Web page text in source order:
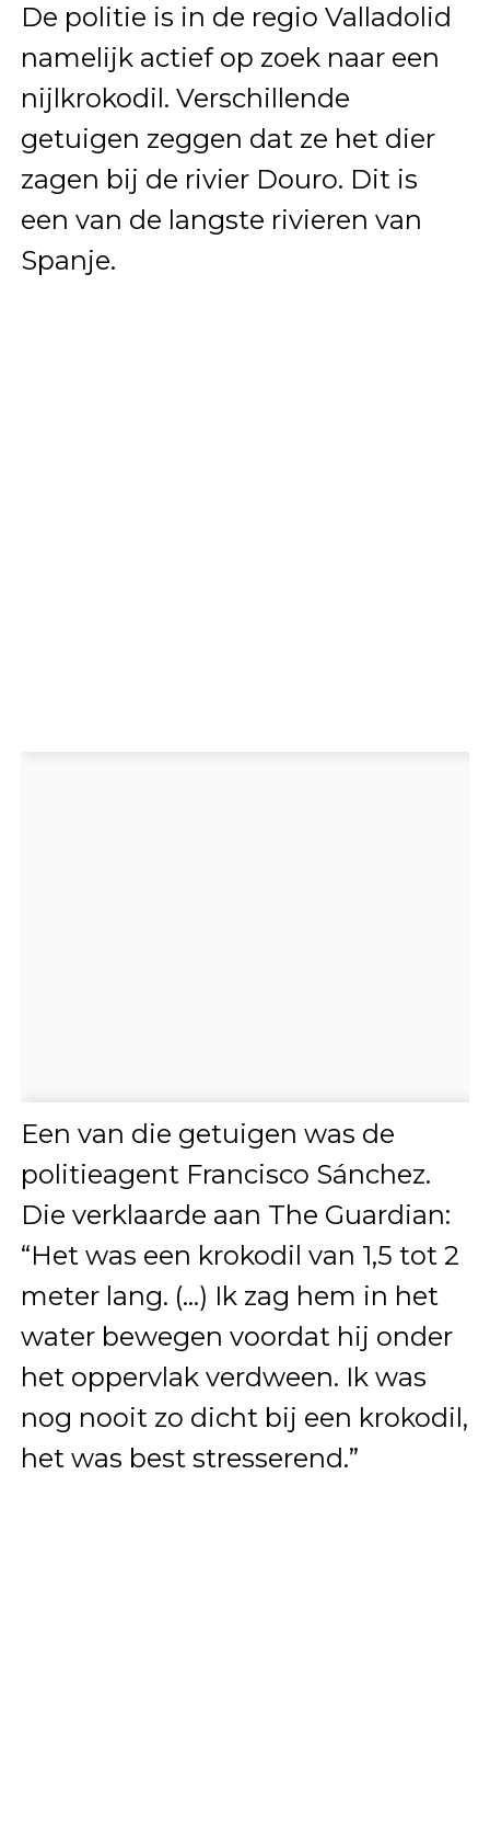
De politie is in de regio Valladolid
namelijk actief op zoek naar een
nijlkrokodil. Verschillende
getuigen zeggen dat ze het dier
zagen bij de rivier Douro. Dit is
een van de langste rivieren van
Spanje.
Een van die getuigen was de
politieagent Francisco Sánchez.
Die verklaarde aan The Guardian:
“Het was een krokodil van 1,5 tot 2
meter lang. (…) Ik zag hem in het
water bewegen voordat hij onder
het oppervlak verdween. Ik was
nog nooit zo dicht bij een krokodil,
het was best stresserend.”